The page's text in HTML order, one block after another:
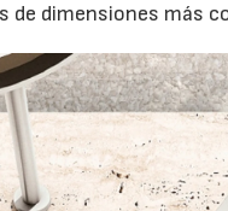
de dimensiones más